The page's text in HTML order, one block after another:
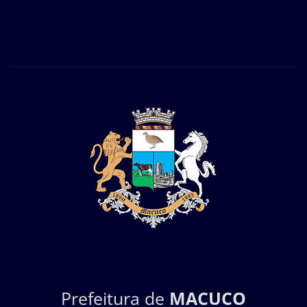
Prefeitura de MACUCO